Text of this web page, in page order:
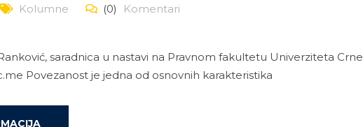
Kolumne (0) Komentari
saradnica u nastavi na Pravnom fakultetu Univerziteta
Povezanost je jedna od osnovnih karakteristika